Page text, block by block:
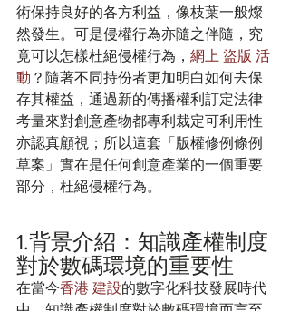
術保持良好的各方利益，像枝葉一般燦
然發生。可是侵權行為亦隨之伴隨，究
竟可以怎樣杜絕侵權行為， 網上 盜版 活
動 ？隨著不同持份者更加明白如何去保
存其權益，通過新的傳播權利訂定法律
考量來對創意產物都專利裁定可利用性
亦認真顧視；所以這套「版權修例條例
草案」實在是任何創意產業的一個重要
部分，杜絕侵權行為。
1.背景介紹：知識產權制度
對於數碼環境的重要性
在當今香港 建設的數字化科技發展時代